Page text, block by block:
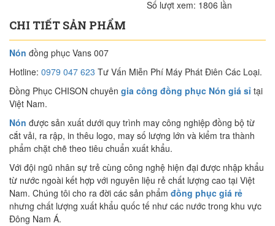
Số lượt xem: 1806 lần
CHI TIẾT SẢN PHẨM
Nón đồng phục Vans 007
Hotline: 0979 047 623 Tư Vấn Miễn Phí Máy Phát Điên Các Loại.
Đồng Phục CHISON chuyên gia công đồng phục Nón giá sỉ tại
Việt Nam.
Nón được sản xuất dưới quy trình may công nghiệp đồng bộ từ
cắt vải, ra rập, in thêu logo, may số lượng lớn và kiểm tra thành
phẩm chặt chẽ theo tiêu chuẩn xuất khẩu.
Với đội ngũ nhân sự trẻ cùng công nghệ hiện đại được nhập khẩu
từ nước ngoài kết hợp với nguyên liệu rẻ chất lượng cao tại Việt
Nam. Chúng tôi cho ra đời các sản phẩm đồng phục giá rẻ
nhưng chất lượng xuất khẩu quốc tế như các nước trong khu vực
Đông Nam Á.